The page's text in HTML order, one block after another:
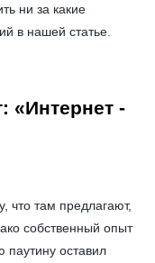
ни за какие
в нашей статье.
«Интернет -
что там предлагают,
собственный опыт
паутину оставил